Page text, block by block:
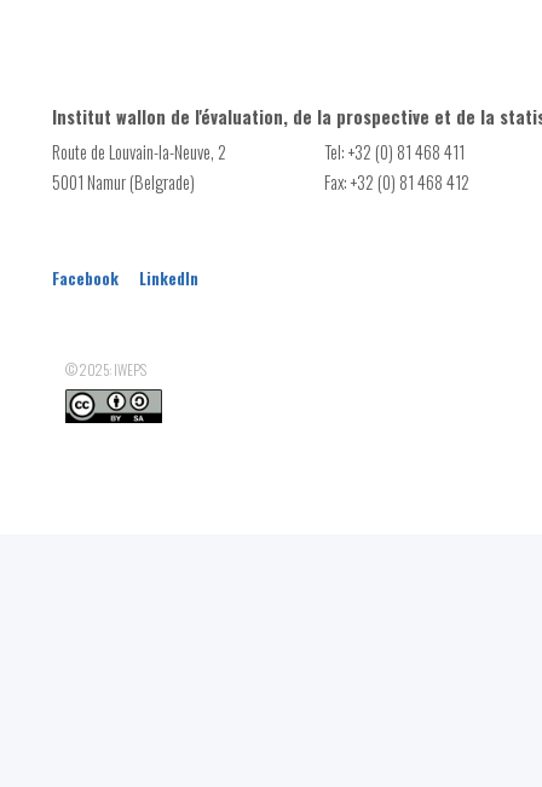
Institut wallon de l'évaluation, de la prospective et de la
Route de Louvain-la-Neuve, 2
5001 Namur (Belgrade)
Tel: +32 (0) 81 468 411
Fax: +32 (0) 81 468 412
Facebook LinkedIn
© 2025: IWEPS